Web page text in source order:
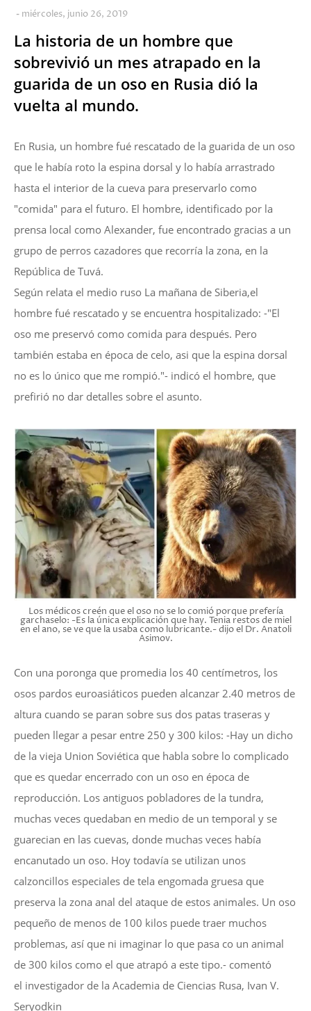
miércoles, junio 26, 2019
La historia de un hombre que
sobrevivió un mes atrapado en la
guarida de un oso en Rusia dió la
vuelta al mundo.
En Rusia, un hombre fué rescatado de la guarida de un oso
que le había roto la espina dorsal y lo había arrastrado
hasta el interior de la cueva para preservarlo como
"comida" para el futuro. El hombre, identificado por la
prensa local como Alexander, fue encontrado gracias a un
grupo de perros cazadores que recorría la zona, en la
República de Tuvá.
Según relata el medio ruso La mañana de Siberia,el
hombre fué rescatado y se encuentra hospitalizado: -"El
oso me preservó como comida para después. Pero
también estaba en época de celo, asi que la espina dorsal
no es lo único que me rompió."- indicó el hombre, que
prefirió no dar detalles sobre el asunto.
Los médicos creén que el oso no se lo comió porque prefería
garchaselo: -Es la única explicación que hay. Tenia restos de miel
en el ano, se ve que la usaba como lubricante.- dijo el Dr. Anatoli
Asimov.
Con una poronga que promedia los 40 centímetros, los
osos pardos euroasiáticos pueden alcanzar 2.40 metros de
altura cuando se paran sobre sus dos patas traseras y
pueden llegar a pesar entre 250 y 300 kilos: -Hay un dicho
de la vieja Union Soviética que habla sobre lo complicado
que es quedar encerrado con un oso en época de
reproducción. Los antiguos pobladores de la tundra,
muchas veces quedaban en medio de un temporal y se
guarecian en las cuevas, donde muchas veces había
encanutado un oso. Hoy todavía se utilizan unos
calzoncillos especiales de tela engomada gruesa que
preserva la zona anal del ataque de estos animales. Un oso
pequeño de menos de 100 kilos puede traer muchos
problemas, así que ni imaginar lo que pasa co un animal
de 300 kilos como el que atrapó a este tipo.- comentó
el investigador de la Academia de Ciencias Rusa, Ivan V.
Seryodkin